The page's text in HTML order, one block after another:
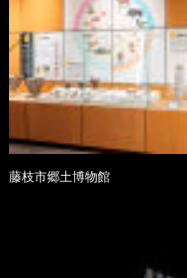
藤枝市郷土博物館